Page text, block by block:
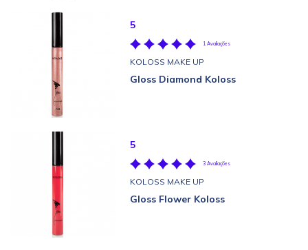
5
1 Avaliações
KOLOSS MAKE UP
Gloss Diamond Koloss
5
3 Avaliações
KOLOSS MAKE UP
Gloss Flower Koloss